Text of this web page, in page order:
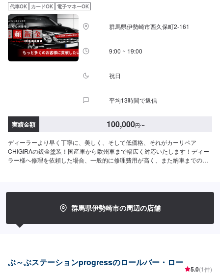
代車OK カードOK 電子マネーOK
群馬県伊勢崎市西久保町2-161
9:00 ~ 19:00
祝日
平均13時間で返信
実績金額 100,000円〜
ディーラーより早く丁寧に、美しく、そして低価格、それがカーリペア
CHIGIRAの鈑金塗装！国産車から欧州車まで幅広く対応いたします！ディー
ラー様へ修理を依頼した場合、一般的に修理費用が高く、また納車までの時
ショナルです。大切なお車はぜひ、カーリペアCHIGIRAにおまかせくださ
い！--------------------------------------------------【1】オファーにてお問い合わせ
次第納車□納期について□通常1週間程度で納車いたします。車種や状態によ
ります。予め、ご了承ください。□パーツ持ち込みについて□パーツの持ち込
み可能です。オファーの際に持ち込みパーツの詳細をご入力ください。【定
群馬県伊勢崎市の周辺の店舗
ぶ～ぶステーションprogressのロールバー・ロー
5.0(1件)